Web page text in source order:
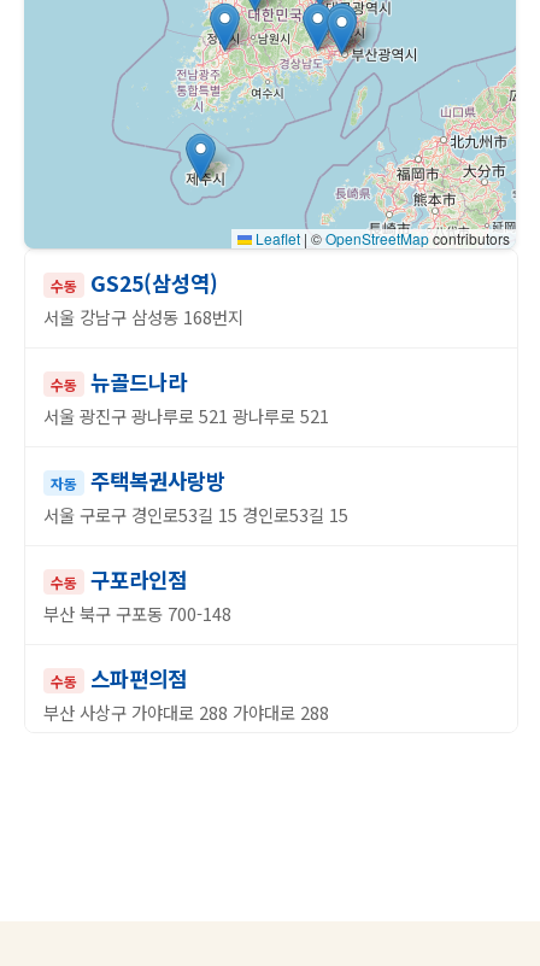
수동 GS25(삼성역)
서울 강남구 삼성동 168번지
수동 뉴골드나라
서울 광진구 광나루로 521 광나루로 521
자동 주택복권사랑방
서울 구로구 경인로53길 15 경인로53길 15
수동 구포라인점
부산 북구 구포동 700-148
수동 스파편의점
부산 사상구 가야대로 288 가야대로 288
Leaflet | ©OpenStreetMapcontributors